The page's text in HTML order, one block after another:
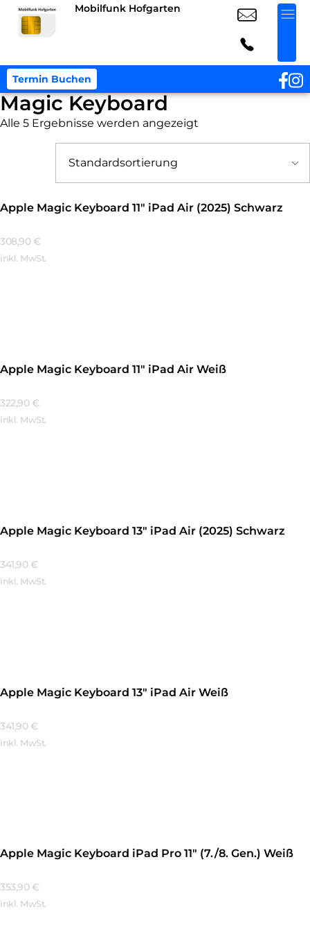
Mobilfunk Hofgarten
Termin Buchen
Magic Keyboard
Alle 5 Ergebnisse werden angezeigt
Apple Magic Keyboard 11″ iPad Air (2025) Schwarz
308,90 €
inkl. MwSt.
Apple Magic Keyboard 11″ iPad Air Weiß
322,90 €
inkl. MwSt.
Apple Magic Keyboard 13″ iPad Air (2025) Schwarz
341,90 €
inkl. MwSt.
Apple Magic Keyboard 13″ iPad Air Weiß
341,90 €
inkl. MwSt.
Apple Magic Keyboard iPad Pro 11″ (7./8. Gen.) Weiß
353,90 €
inkl. MwSt.